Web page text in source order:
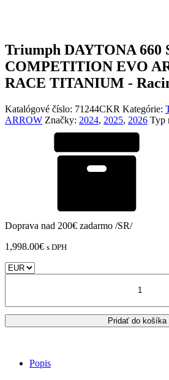
Triumph DAYTONA 660
COMPETITION EVO
RACE TITANIUM -
Katalógové číslo: 71244CKR Kategórie:
ARROW Značky: 2024, 2025, 2026 Typ
Doprava nad 200€ zadarmo /SR/
1,998.00€ s DPH
INDY
Pridať do košíka
Popis